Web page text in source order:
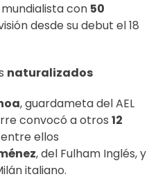
con 50
desde su debut el 18
naturalizados
, guardameta del AEL
convocó a otros 12
ellos
, del Fulham Inglés, y
italiano.